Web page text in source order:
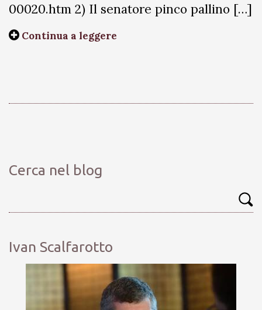
00020.htm 2) Il senatore pinco pallino […]
Continua a leggere
Cerca nel blog
Ivan Scalfarotto